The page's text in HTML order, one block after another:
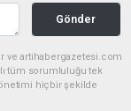
Gönder
ve artihabergazetesi.com
tüm sorumluluğu tek
hiçbir şekilde